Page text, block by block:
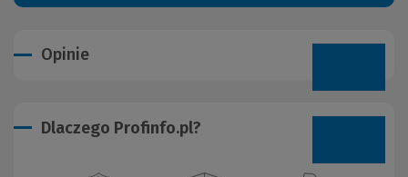
Opinie
Dlaczego Profinfo.pl?